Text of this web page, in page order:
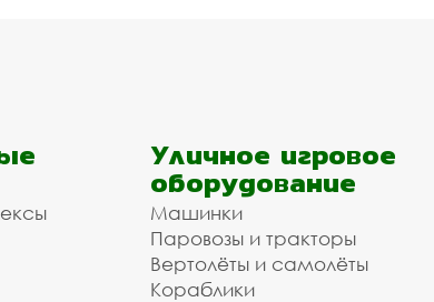
Уличное игровое
оборудование
Машинки
Паровозы и тракторы
Вертолёты и самолёты
Кораблики